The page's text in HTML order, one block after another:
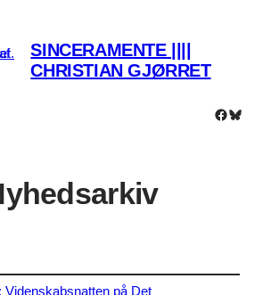
SINCERAMENTE ||||
CHRISTIAN GJØRRET